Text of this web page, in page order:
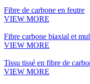
Fibre de carbone en feutre
VIEW MORE
Fibre carbone biaxial et
VIEW MORE
Tissu tissé en fibre de
VIEW MORE